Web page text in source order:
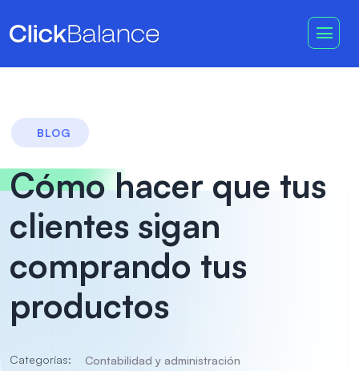
BLOG
Cómo hacer que tus
clientes sigan
comprando tus
productos
Categorías:
Contabilidad y administración